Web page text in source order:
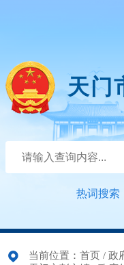
天门
热词搜索
当前位置： 首页 / 政